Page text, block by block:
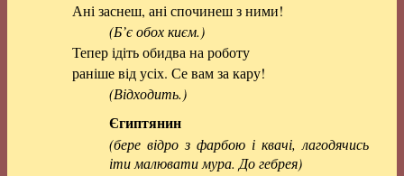
Ані заснеш, ані спочинеш з ними!
(Б’є обох києм.)
Тепер ідіть обидва на роботу
раніше від усіх. Се вам за кару!
(Відходить.)
Єгиптянин
(бере відро з фарбою і квачі, лагодячись
іти малювати мура. До гебрея)